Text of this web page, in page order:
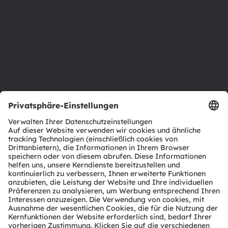
Produkt Selektor
Download Center
Tools
Kundenanfragen
Technischer Support
Partner Netzwerk
Whistleblowing